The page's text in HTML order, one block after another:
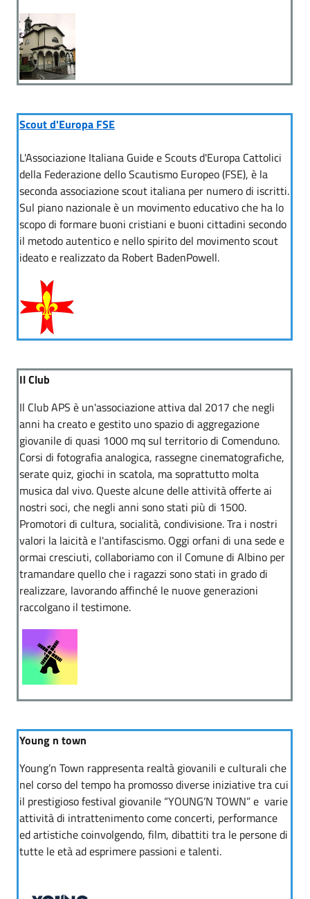
Scout d'Europa FSE
L'Associazione Italiana Guide e Scouts d'Europa Cattolici
della Federazione dello Scautismo Europeo (FSE), è la
seconda associazione scout italiana per numero di iscritti.
Sul piano nazionale è un movimento educativo che ha lo
scopo di formare buoni cristiani e buoni cittadini secondo
il metodo autentico e nello spirito del movimento scout
ideato e realizzato da Robert BadenPowell.
Il Club
Il Club APS è un'associazione attiva dal 2017 che negli
anni ha creato e gestito uno spazio di aggregazione
giovanile di quasi 1000 mq sul territorio di Comenduno.
Corsi di fotografia analogica, rassegne cinematografiche,
serate quiz, giochi in scatola, ma soprattutto molta
musica dal vivo. Queste alcune delle attività offerte ai
nostri soci, che negli anni sono stati più di 1500.
Promotori di cultura, socialità, condivisione. Tra i nostri
valori la laicità e l'antifascismo. Oggi orfani di una sede e
ormai cresciuti, collaboriamo con il Comune di Albino per
tramandare quello che i ragazzi sono stati in grado di
realizzare, lavorando affinché le nuove generazioni
raccolgano il testimone.
Young n town
Young’n Town rappresenta realtà giovanili e culturali che
nel corso del tempo ha promosso diverse iniziative tra cui
il prestigioso festival giovanile “YOUNG’N TOWN” e varie
attività di intrattenimento come concerti, performance
ed artistiche coinvolgendo, film, dibattiti tra le persone di
tutte le età ad esprimere passioni e talenti.